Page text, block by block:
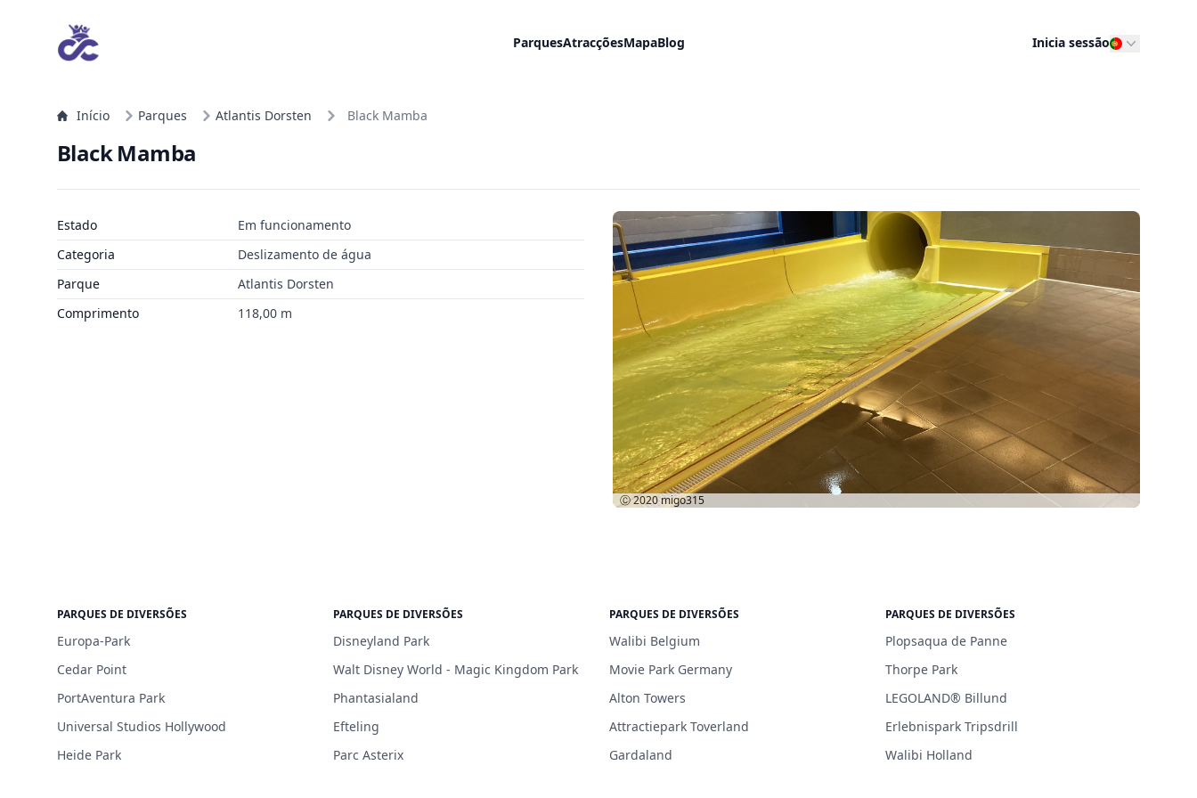
ParquesAtracçõesMapaBlog Inicia sessão
Início Parques Atlantis Dorsten Black Mamba
Black Mamba
Estado
Em funcionamento
Categoria
Deslizamento de água
Parque
Atlantis Dorsten
Comprimento
118,00 m
Ⓒ 2020migo315
PARQUES DE DIVERSÕES
Europa-Park
Cedar Point
PortAventura Park
Universal Studios Hollywood
Heide Park
PARQUES DE DIVERSÕES
Disneyland Park
Walt Disney World - Magic Kingdom Park
Phantasialand
Efteling
Parc Asterix
PARQUES DE DIVERSÕES
Walibi Belgium
Movie Park Germany
Alton Towers
Attractiepark Toverland
Gardaland
PARQUES DE DIVERSÕES
Plopsaqua de Panne
Thorpe Park
LEGOLAND® Billund
Erlebnispark Tripsdrill
Walibi Holland